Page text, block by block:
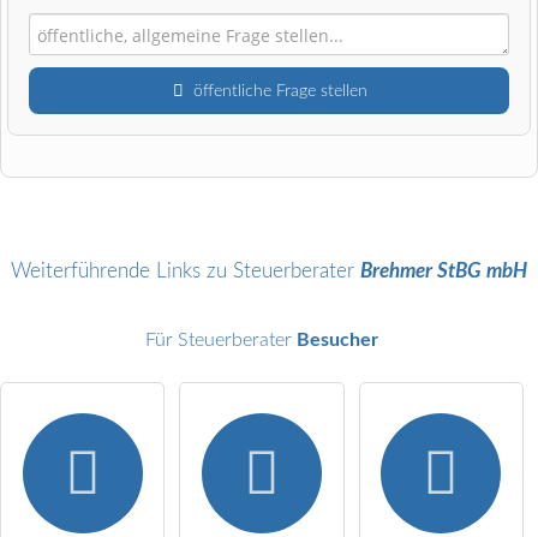
öffentliche Frage stellen
Name
Hiermit akzeptiere ich die .
Weiterführende Links zu Steuerberater Brehmer StBG mbH
Für Steuerberater Besucher